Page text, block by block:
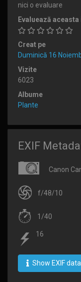
nici o evaluare
Evaluează
Creat pe
Duminică 16
Vizite
6023
Albume
Plante
EXIF
Canon
f/48/10
1/40
16
Show EXIF data